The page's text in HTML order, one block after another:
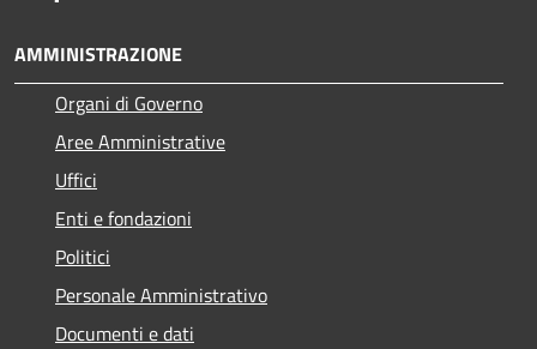
AMMINISTRAZIONE
Organi di Governo
Aree Amministrative
Uffici
Enti e fondazioni
Politici
Personale Amministrativo
Documenti e dati